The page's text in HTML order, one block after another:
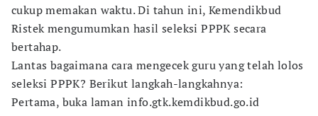
cukup memakan waktu. Di tahun ini, Kemendikbud
Ristek mengumumkan hasil seleksi PPPK secara
bertahap.
Lantas bagaimana cara mengecek guru yang telah lolos
seleksi PPPK? Berikut langkah-langkahnya:
Pertama, buka laman info.gtk.kemdikbud.go.id